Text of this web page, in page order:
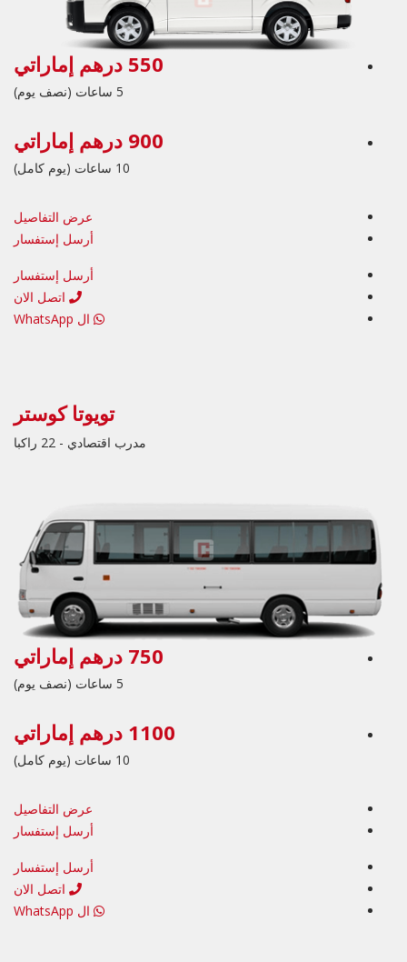
550 درهم إماراتي
5 ساعات (نصف يوم)
900 درهم إماراتي
10 ساعات (يوم كامل)
عرض التفاصيل
أرسل إستفسار
أرسل إستفسار
اتصل الان
ال WhatsApp
تويوتا كوستر
مدرب اقتصادي - 22 راكبا
750 درهم إماراتي
5 ساعات (نصف يوم)
1100 درهم إماراتي
10 ساعات (يوم كامل)
عرض التفاصيل
أرسل إستفسار
أرسل إستفسار
اتصل الان
ال WhatsApp